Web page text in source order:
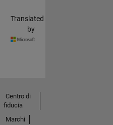
Translated
by
Centro di
fiducia
Marchi